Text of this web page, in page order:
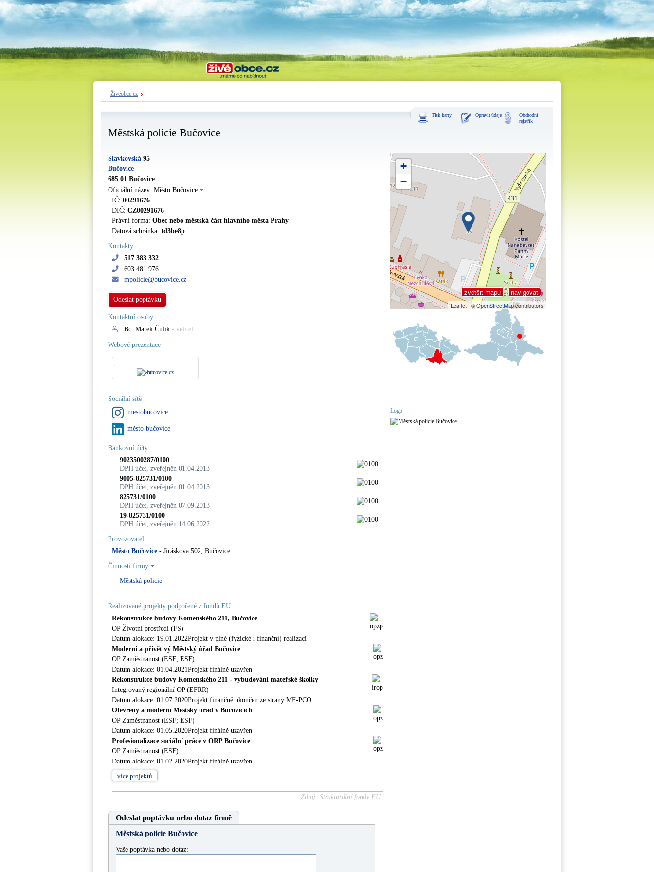
Živéobce.cz
Tisk karty Opravit údaje
Obchodní
rejstřík
Městská policie Bučovice
Slavkovská 95
Bučovice
685 01 Bučovice
Oficiální název: Město Bučovice
IČ: 00291676
DIČ: CZ00291676
Právní forma: Obec nebo městská část hlavního města Prahy
Datová schránka: td3be8p
Kontakty
517 383 332
603 481 976
mpolicie@bucovice.cz
Odeslat poptávku
Kontaktní osoby
Bc. Marek Čulík - velitel
Webové prezentace
bucovice.cz
Sociální sítě
mestobucovice
město-bučovice
Bankovní účty
9023500287/0100
DPH účet, zveřejněn 01.04.2013
9005-825731/0100
DPH účet, zveřejněn 01.04.2013
825731/0100
DPH účet, zveřejněn 07.09.2013
19-825731/0100
DPH účet, zveřejněn 14.06.2022
Provozovatel
Město Bučovice - Jiráskova 502, Bučovice
Činnosti firmy
Městská policie
Realizované projekty podpořené z fondů EU
Rekonstrukce budovy Komenského 211, Bučovice
OP Životní prostředí (FS)
Datum alokace: 19.01.2022Projekt v plné (fyzické i finanční) realizaci
Moderní a přívětivý Městský úřad Bučovice
OP Zaměstnanost (ESF; ESF)
Datum alokace: 01.04.2021Projekt finálně uzavřen
Rekonstrukce budovy Komenského 211 - vybudování mateřské školky
Integrovaný regionální OP (EFRR)
Datum alokace: 01.07.2020Projekt finančně ukončen ze strany MF-PCO
Otevřený a moderní Městský úřad v Bučovicích
OP Zaměstnanost (ESF; ESF)
Datum alokace: 01.05.2020Projekt finálně uzavřen
Profesionalizace sociální práce v ORP Bučovice
OP Zaměstnanost (ESF)
Datum alokace: 01.02.2020Projekt finálně uzavřen
více projektů
Zdroj: Strukturální fondy EU
Odeslat poptávku nebo dotaz firmě
Městská policie Bučovice
Vaše poptávka nebo dotaz:
zvětšit mapu navigovat
+
−
Leaflet| ©OpenStreetMapcontributors
Logo